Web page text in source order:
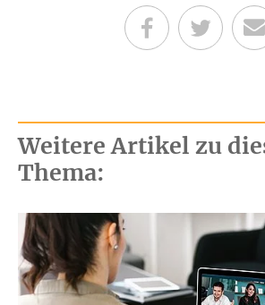
Teilen aufTeilen
Weitere Artikel zu
Thema: